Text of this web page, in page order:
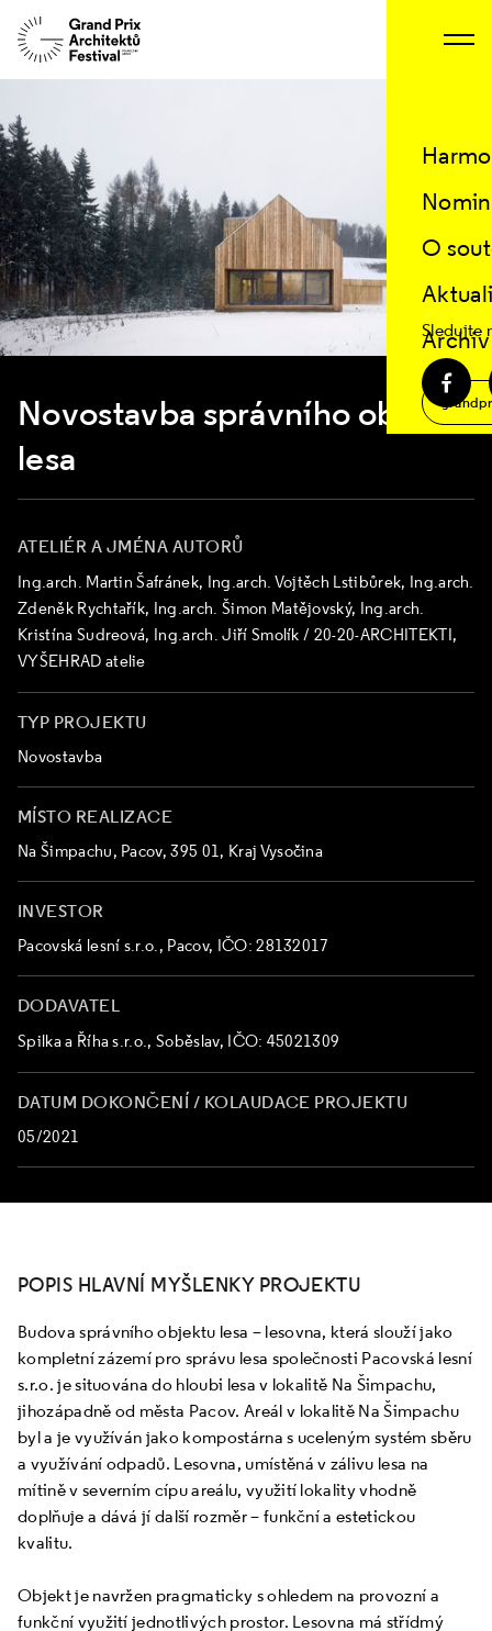
O
Archiv
Sledujte
Novostavba správního objektu
lesa
ATELIÉR A JMÉNA AUTORŮ
Ing.arch. Martin Šafránek, Ing.arch. Vojtěch Lstibůrek, Ing.arch.
Zdeněk Rychtařík, Ing.arch. Šimon Matějovský, Ing.arch.
Kristína Sudreová, Ing.arch. Jiří Smolík / 20-20-ARCHITEKTI,
VYŠEHRAD atelie
TYP PROJEKTU
Novostavba
MÍSTO REALIZACE
Na Šimpachu, Pacov, 395 01, Kraj Vysočina
INVESTOR
Pacovská lesní s.r.o., Pacov, IČO: 28132017
DODAVATEL
Spilka a Říha s.r.o., Soběslav, IČO: 45021309
DATUM DOKONČENÍ / KOLAUDACE PROJEKTU
05/2021
POPIS HLAVNÍ MYŠLENKY PROJEKTU
Budova správního objektu lesa – lesovna, která slouží jako
kompletní zázemí pro správu lesa společnosti Pacovská lesní
s.r.o. je situována do hloubi lesa v lokalitě Na Šimpachu,
jihozápadně od města Pacov. Areál v lokalitě Na Šimpachu
byl a je využíván jako kompostárna s uceleným systém sběru
a využívání odpadů. Lesovna, umístěná v zálivu lesa na
mítině v severním cípu areálu, využití lokality vhodně
doplňuje a dává jí další rozměr – funkční a estetickou
kvalitu.
Objekt je navržen pragmaticky s ohledem na provozní a
funkční využití jednotlivých prostor. Lesovna má střídmý